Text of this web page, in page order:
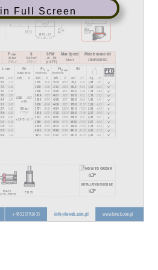
Full Screen